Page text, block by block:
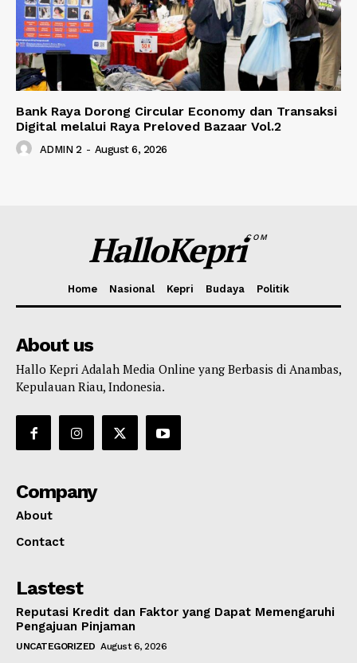
Bank Raya Dorong Circular Economy dan Transaksi
Digital melalui Raya Preloved Bazaar Vol.2
ADMIN 2 - August 6, 2026
HalloKepriCOM
Home Nasional Kepri Budaya Politik
About us
Hallo Kepri Adalah Media Online yang Berbasis di Anambas,
Kepulauan Riau, Indonesia.
Company
About
Contact
Lastest
Reputasi Kredit dan Faktor yang Dapat Memengaruhi
Pengajuan Pinjaman
UNCATEGORIZED August 6, 2026